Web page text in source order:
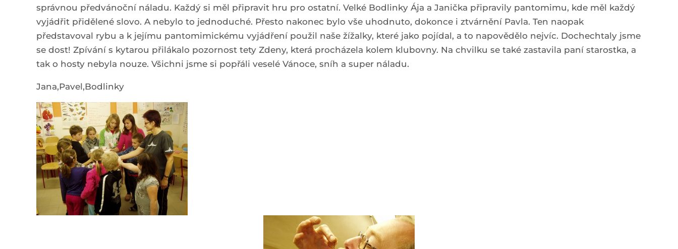
správnou předvánoční náladu. Každý si měl připravit hru pro ostatní. Velké Bodlinky Ája a Janička připravily pantomimu, kde měl každý
vyjádřit přidělené slovo. A nebylo to jednoduché. Přesto nakonec bylo vše uhodnuto, dokonce i ztvárnění Pavla. Ten naopak
představoval rybu a k jejímu pantomimickému vyjádření použil naše žížalky, které jako pojídal, a to napovědělo nejvíc. Dochechtaly jsme
se dost! Zpívání s kytarou přilákalo pozornost tety Zdeny, která procházela kolem klubovny. Na chvilku se také zastavila paní starostka, a
tak o hosty nebyla nouze. Všichni jsme si popřáli veselé Vánoce, sníh a super náladu.
Jana,Pavel,Bodlinky